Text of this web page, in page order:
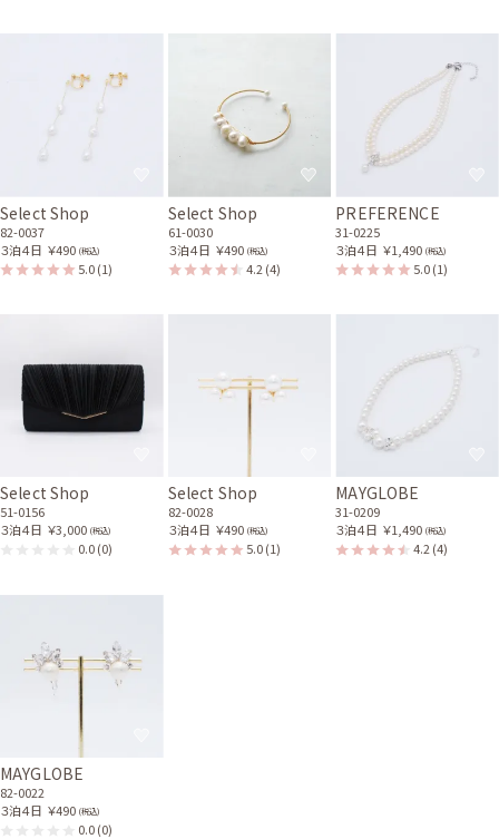
Select Shop
82-0037
３泊４日 ￥490 (税込)
5.0(1)
Select Shop
61-0030
３泊４日 ￥490 (税込)
4.2 (4)
PREFERENCE
31-0225
３泊４日 ￥1,490 (税込)
5.0(1)
Select Shop
51-0156
３泊４日 ￥3,000 (税込)
0.0(0)
Select Shop
82-0028
３泊４日 ￥490 (税込)
5.0(1)
MAYGLOBE
31-0209
３泊４日 ￥1,490 (税込)
4.2(4)
MAYGLOBE
82-0022
３泊４日 ￥490 (税込)
0.0(0)